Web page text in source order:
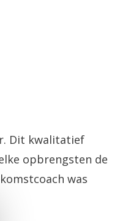
Dit kwalitatief
opbrengsten de
was